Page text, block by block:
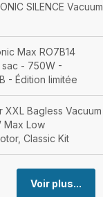
SILENCE Vacuum
Max RO7B14
sac - 750W -
- Édition limitée
XXL Bagless Vacuum
Max Low
Classic Kit
Voir plus...